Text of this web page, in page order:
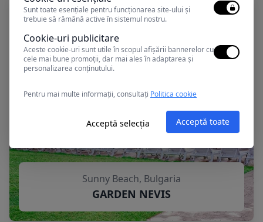
Sunny Beach, Bulgaria
GARDEN NEVIS
Sunt toate esențiale pentru funcționarea site-ului și
trebuie să rămână active în sistemul nostru.
Cookie-uri publicitare
Aceste cookie-uri sunt utile în scopul afișării bannerelor cu
cele mai bune promoții, dar mai ales în adaptarea și
personalizarea conținutului.
Pentru mai multe informații, consultați Politica cookie
Acceptă selecția Acceptă toate